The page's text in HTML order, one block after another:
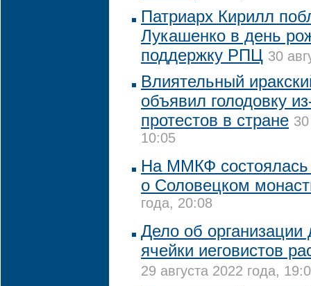
Патриарх Кирилл
Лукашенко в день
поддержку РПЦ 30
Влиятельный
объявил голодовку
протестов в стране
10:05
На ММКФ
о Соловецком
года, 20:08
Дело об организации
ячейки иеговистов
29 августа 2022 года,